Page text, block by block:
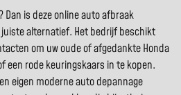
Dan is deze online auto afbraak
alternatief. Het bedrijf beschikt
om uw oude of afgedankte Honda
een rode keuringskaars in te kopen.
eigen moderne auto depannage